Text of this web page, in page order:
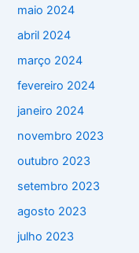
maio 2024
abril 2024
março 2024
fevereiro 2024
janeiro 2024
novembro 2023
outubro 2023
setembro 2023
agosto 2023
julho 2023